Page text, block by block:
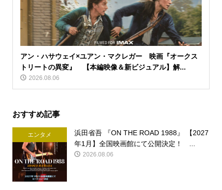
アン・ハサウェイ×ユアン・マクレガー 映画『オークス
トリートの異変』 【本編映像＆新ビジュアル】解...
2026.08.06
おすすめ記事
エンタメ
浜田省吾 『ON THE ROAD 1988』 【2027
年1月】全国映画館にて公開決定！ ...
2026.08.06